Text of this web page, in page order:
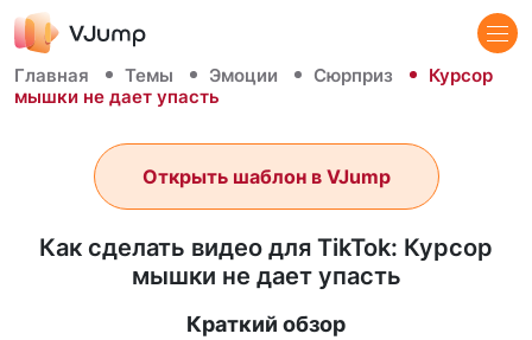
Главная Темы Эмоции Сюрприз
Курсор
мышки не дает упасть
Как сделать видео для TikTok: Курсор
мышки не дает упасть
Открыть шаблон в VJump
Краткий обзор